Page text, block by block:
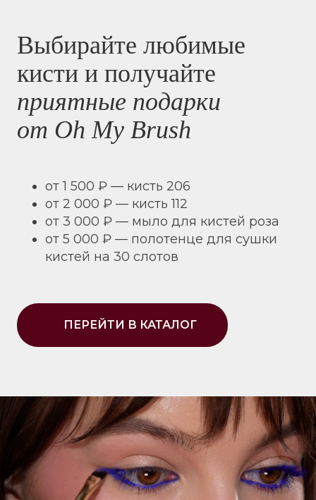
Выбирайте любимые
кисти и получайте
приятные подарки
от Oh My Brush
от 1 500 ₽ — кисть 206
от 2 000 ₽ — кисть 112
от 3 000 ₽ — мыло для кистей роза
от 5 000 ₽ — полотенце для сушки
кистей на 30 слотов
ПЕРЕЙТИ В КАТАЛОГ